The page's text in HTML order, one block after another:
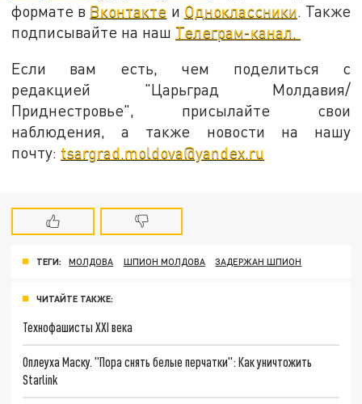
формате в Вконтакте и Одноклассники. Также
подписывайте на наш Телеграм-канал.
Если вам есть, чем поделиться с
редакцией "Царьград Молдавия/
Приднестровье", присылайте свои
наблюдения, а также новости на нашу
почту: tsargrad.moldova@yandex.ru
ТЕГИ: МОЛДОВА ШПИОН МОЛДОВА ЗАДЕРЖАН ШПИОН
ЧИТАЙТЕ ТАКЖЕ:
Технофашисты XXI века
Оплеуха Маску. "Пора снять белые перчатки": Как уничтожить
Starlink